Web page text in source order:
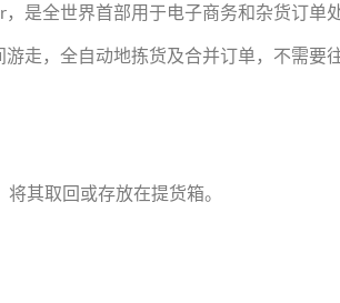
是全世界首部用于电子商务和杂货订单
走，全自动地拣货及合并订单，不需要
其取回或存放在提货箱。